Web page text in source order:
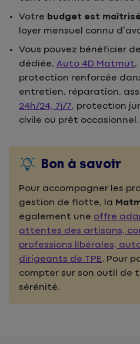
Votre budget est
loyer mensuel connu
Vous pouvez bénéficier
dédiée, Auto 4D Matmut,
protection renforcée
entretien, réparation,
24h/24, 7j/7, protection
civile ou prêt occasionnel.
Bon à savoir
Pour accompagner les
gestion de flotte, la
également une offre
attentes des artisans,
professions libérales,
dirigeants de TPE. Pour
compter sur son outil de
sérénité.